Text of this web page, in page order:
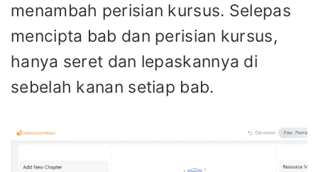
menambah perisian kursus. Selepas
mencipta bab dan perisian kursus,
hanya seret dan lepaskannya di
sebelah kanan setiap bab.